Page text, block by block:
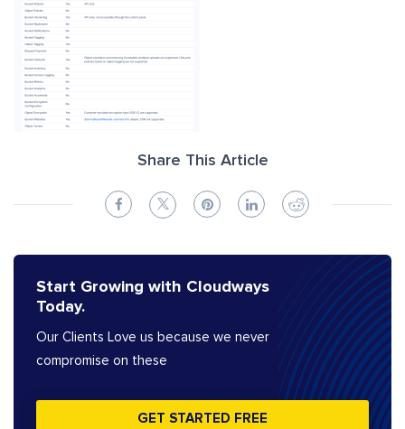
Share This Article
Start Growing with Cloudways
Today.
Our Clients Love us because we never
compromise on these
GET STARTED FREE